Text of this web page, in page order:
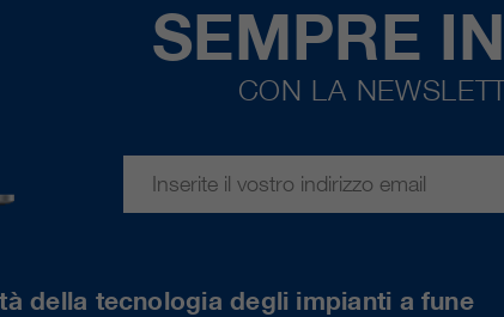
SEMPRE
CON LA
della tecnologia degli impianti a fune